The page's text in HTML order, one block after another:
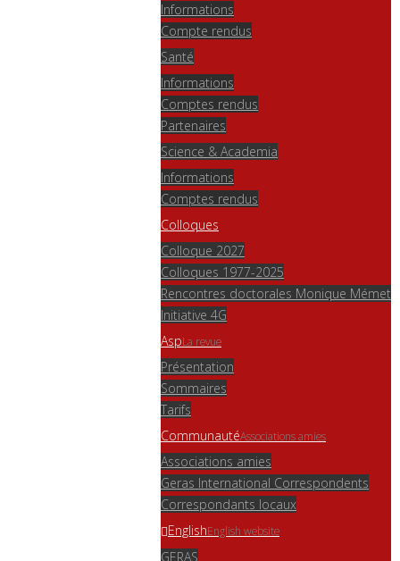
Informations
Compte rendus
Santé
Informations
Comptes rendus
Partenaires
Science & Academia
Informations
Comptes rendus
Colloques
Colloque 2027
Colloques 1977-2025
Rencontres doctorales Monique Mémet
Initiative 4G
AspLa revue
Présentation
Sommaires
Tarifs
CommunautéAssociations amies
Associations amies
Geras International Correspondents
Correspondants locaux
EnglishEnglish website
GERAS